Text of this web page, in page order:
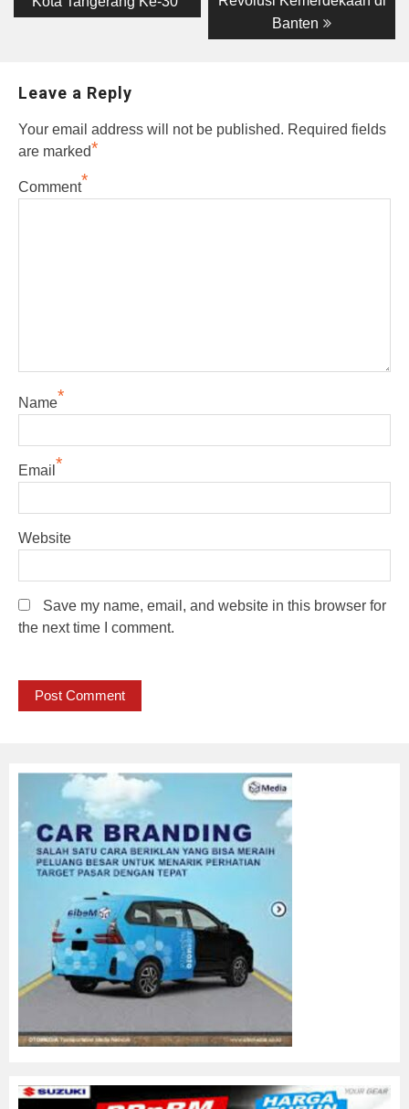
Banten
Leave a Reply
Your email address will not be published. Required fields
are marked*
Comment*
Name*
Email *
Website
Save my name, email, and website in this browser for
the next time I comment.